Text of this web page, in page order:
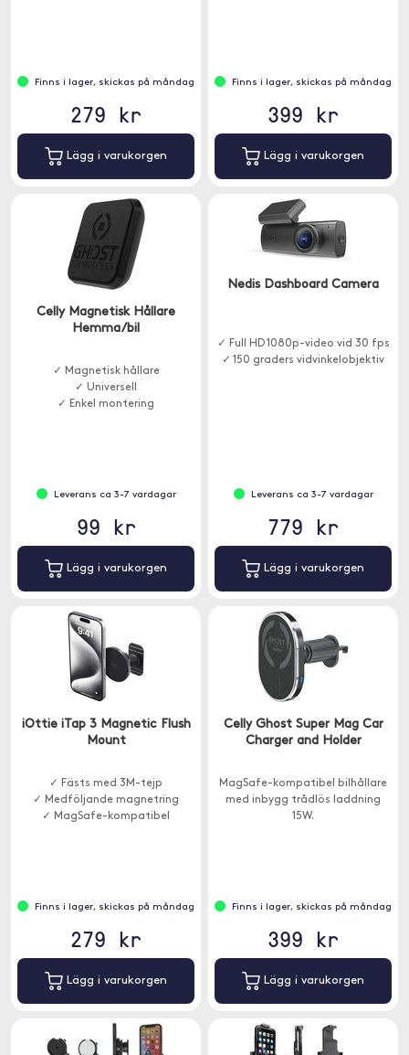
Finns i lager, skickas på måndag
279 kr
Lägg i varukorgen
Finns i lager, skickas på måndag
399 kr
Lägg i varukorgen
Celly Magnetisk Hållare
Hemma/bil
✓ Magnetisk hållare
✓ Universell
✓ Enkel montering
Leverans ca 3-7 vardagar
99 kr
Lägg i varukorgen
Nedis Dashboard Camera
✓ Full HD 1080p-video vid 30 fps
✓ 150 graders vidvinkelobjektiv
Leverans ca 3-7 vardagar
779 kr
Lägg i varukorgen
iOttie iTap 3 Magnetic Flush
Mount
✓ Fästs med 3M-tejp
✓ Medföljande magnetring
✓ MagSafe-kompatibel
Finns i lager, skickas på måndag
279 kr
Lägg i varukorgen
Celly Ghost Super Mag Car
Charger and Holder
MagSafe-kompatibel bilhållare
med inbygg trådlös laddning
15W.
Finns i lager, skickas på måndag
399 kr
Lägg i varukorgen